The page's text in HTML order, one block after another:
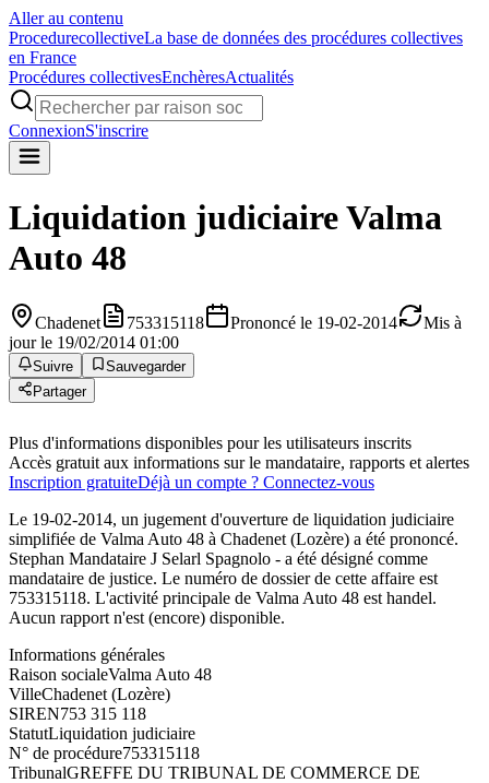
Aller au contenu
ProcedurecollectiveLa base de données des procédures collectives
en France
Procédures collectivesEnchèresActualités
ConnexionS'inscrire
Liquidation judiciaireValma
Auto 48
Chadenet 753315118 Prononcé le 19-02-2014
Mis à
jour le 19/02/2014 01:00
Suivre
Sauvegarder
Partager
Plus d'informations disponibles pour les utilisateurs inscrits
Accès gratuit aux informations sur le mandataire, rapports et alertes
Inscription gratuiteDéjà un compte ? Connectez-vous
Le 19-02-2014, un jugement d'ouverture de liquidation judiciaire
simplifiée de Valma Auto 48 à Chadenet (Lozère) a été prononcé.
Stephan Mandataire J Selarl Spagnolo - a été désigné comme
mandataire de justice. Le numéro de dossier de cette affaire est
753315118. L'activité principale de Valma Auto 48 est handel.
Aucun rapport n'est (encore) disponible.
Informations générales
Raison socialeValma Auto 48
VilleChadenet (Lozère)
SIREN753 315 118
StatutLiquidation judiciaire
N° de procédure753315118
TribunalGREFFE DU TRIBUNAL DE COMMERCE DE